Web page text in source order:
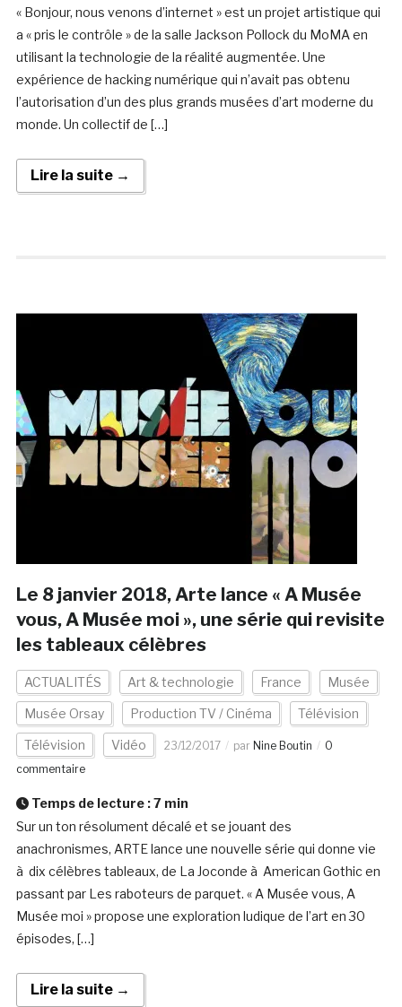
« Bonjour, nous venons d’internet » est un projet artistique qui
a « pris le contrôle » de la salle Jackson Pollock du MoMA en
utilisant la technologie de la réalité augmentée. Une
expérience de hacking numérique qui n’avait pas obtenu
l’autorisation d’un des plus grands musées d’art moderne du
monde. Un collectif de […]
Lire la suite →
Le 8 janvier 2018, Arte lance « A Musée
vous, A Musée moi », une série qui revisite
les tableaux célèbres
ACTUALITÉS Art & technologie France Musée
Musée Orsay Production TV / Cinéma Télévision
Télévision Vidéo 23/12/2017 par Nine Boutin
0
commentaire
Temps de lecture :7 min
Sur un ton résolument décalé et se jouant des
anachronismes, ARTE lance une nouvelle série qui donne vie
à dix célèbres tableaux, de La Joconde à American Gothic en
passant par Les raboteurs de parquet. « A Musée vous, A
Musée moi » propose une exploration ludique de l’art en 30
épisodes, […]
Lire la suite →